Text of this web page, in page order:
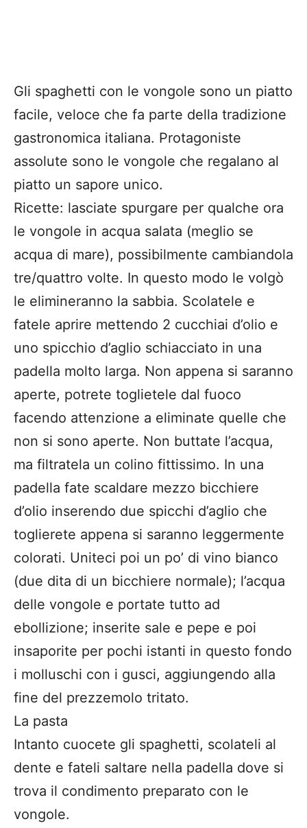
Gli spaghetti con le vongole sono un piatto
facile, veloce che fa parte della tradizione
gastronomica italiana. Protagoniste
assolute sono le vongole che regalano al
piatto un sapore unico.
Ricette: lasciate spurgare per qualche ora
le vongole in acqua salata (meglio se
acqua di mare), possibilmente cambiandola
tre/quattro volte. In questo modo le volgò
le elimineranno la sabbia. Scolatele e
fatele aprire mettendo 2 cucchiai d’olio e
uno spicchio d’aglio schiacciato in una
padella molto larga. Non appena si saranno
aperte, potrete toglietele dal fuoco
facendo attenzione a eliminate quelle che
non si sono aperte. Non buttate l’acqua,
ma filtratela un colino fittissimo. In una
padella fate scaldare mezzo bicchiere
d’olio inserendo due spicchi d’aglio che
toglierete appena si saranno leggermente
colorati. Uniteci poi un po’ di vino bianco
(due dita di un bicchiere normale); l’acqua
delle vongole e portate tutto ad
ebollizione; inserite sale e pepe e poi
insaporite per pochi istanti in questo fondo
i molluschi con i gusci, aggiungendo alla
fine del prezzemolo tritato.
La pasta
Intanto cuocete gli spaghetti, scolateli al
dente e fateli saltare nella padella dove si
trova il condimento preparato con le
vongole.